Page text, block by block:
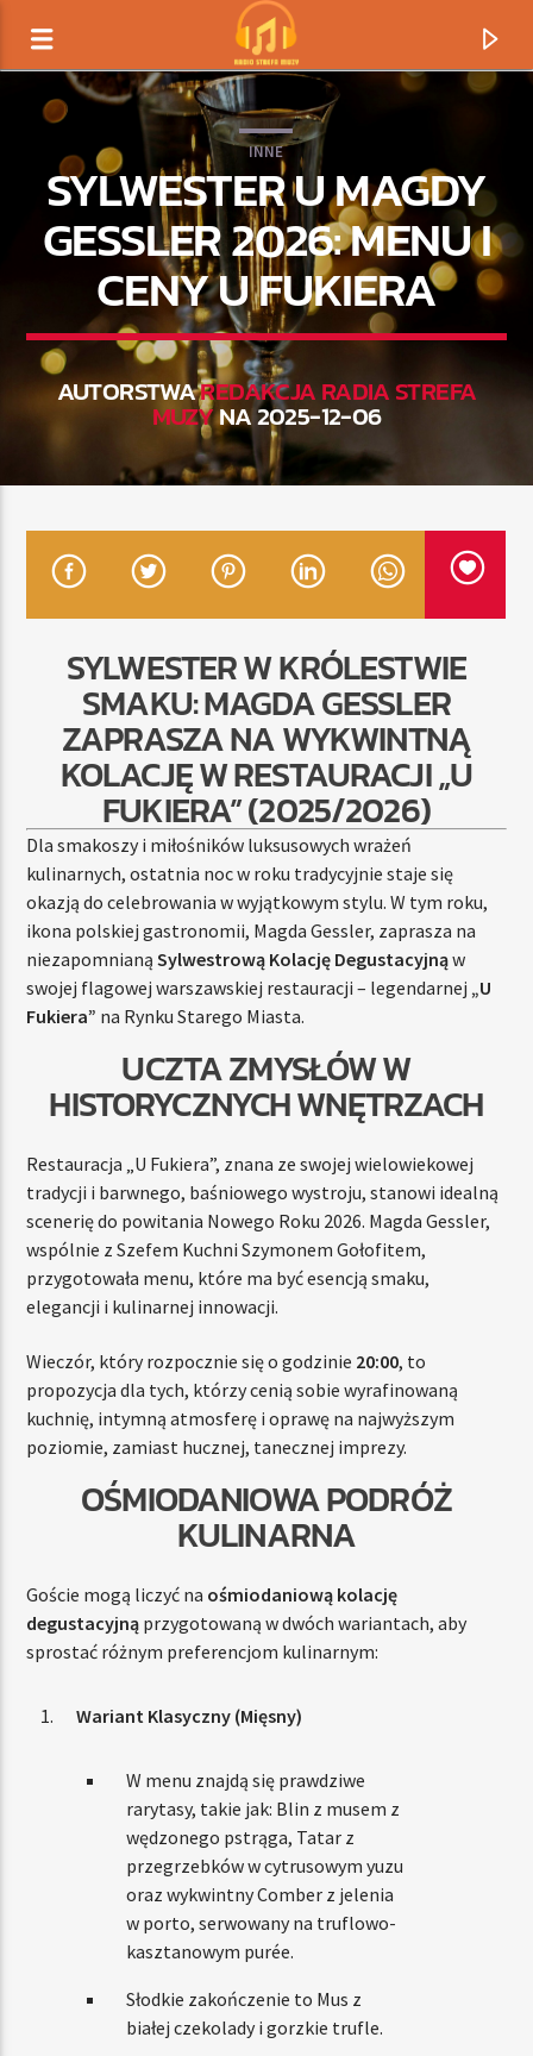
TERAZ GRAMY
TYTUŁ
RADIO STREFA MUZY
00:00 10:00
Radio Strefa Muzy
INNE
SYLWESTER U MAGDY
GESSLER 2026: MENU I
CENY U FUKIERA
AUTORSTWAREDAKCJA RADIA STREFA
MUZYNA 2025-12-06
SYLWESTER W KRÓLESTWIE
SMAKU: MAGDA GESSLER
ZAPRASZA NA WYKWINTNĄ
KOLACJĘ W RESTAURACJI „U
FUKIERA” (2025/2026)
Dla smakoszy i miłośników luksusowych wrażeń
kulinarnych, ostatnia noc w roku tradycyjnie staje się
okazją do celebrowania w wyjątkowym stylu. W tym roku,
ikona polskiej gastronomii, Magda Gessler, zaprasza na
niezapomnianąSylwestrową Kolację Degustacyjnąw
swojej flagowej warszawskiej restauracji – legendarnej „U
Fukiera” na Rynku Starego Miasta.
UCZTA ZMYSŁÓW W
HISTORYCZNYCH WNĘTRZACH
Restauracja „U Fukiera”, znana ze swojej wielowiekowej
tradycji i barwnego, baśniowego wystroju, stanowi idealną
scenerię do powitania Nowego Roku 2026. Magda Gessler,
wspólnie z Szefem Kuchni Szymonem Gołofitem,
przygotowała menu, które ma być esencją smaku,
elegancji i kulinarnej innowacji.
Wieczór, który rozpocznie się o godzinie 20:00, to
propozycja dla tych, którzy cenią sobie wyrafinowaną
kuchnię, intymną atmosferę i oprawę na najwyższym
poziomie, zamiast hucznej, tanecznej imprezy.
OŚMIODANIOWA PODRÓŻ
KULINARNA
Goście mogą liczyć na ośmiodaniową kolację
degustacyjną przygotowaną w dwóch wariantach, aby
sprostać różnym preferencjom kulinarnym:
Wariant Klasyczny (Mięsny)
W menu znajdą się prawdziwe
rarytasy, takie jak: Blin z musem z
wędzonego pstrąga, Tatar z
przegrzebków w cytrusowym yuzu
oraz wykwintny Comber z jelenia
w porto, serwowany na truflowo-
kasztanowym purée.
Słodkie zakończenie to Mus z
białej czekolady i gorzkie trufle.